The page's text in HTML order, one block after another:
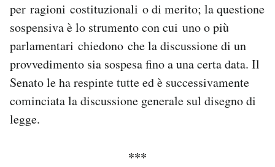
per ragioni costituzionali o di merito; la questione
sospensiva è lo strumento con cui uno o più
parlamentari chiedono che la discussione di un
provvedimento sia sospesa fino a una certa data. Il
Senato le ha respinte tutte ed è successivamente
cominciata la discussione generale sul disegno di
legge.
***